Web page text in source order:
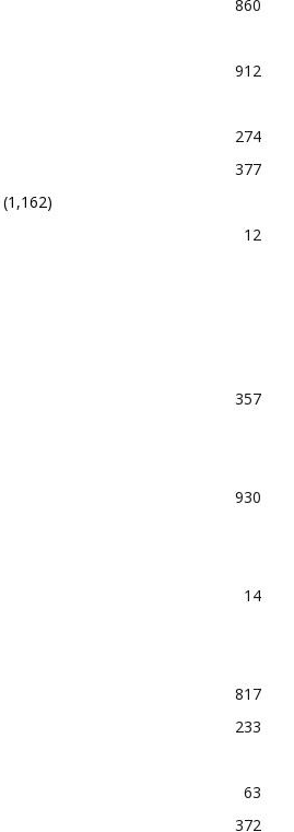
860
912
274
377
(1,162)
12
357
930
14
817
233
63
372